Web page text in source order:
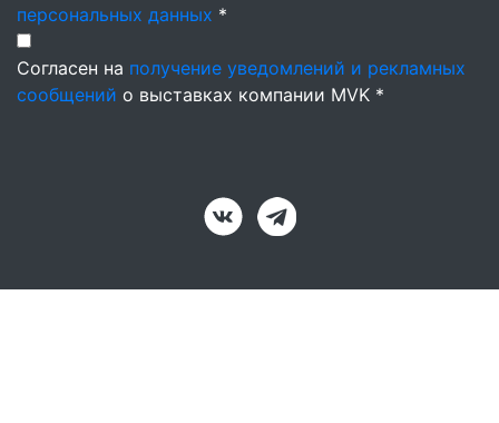
персональных данных *
Согласен на получение уведомлений и рекламных
сообщений о выставках компании MVK *